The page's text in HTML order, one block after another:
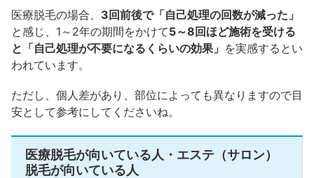
医療脱毛の場合、 3回前後で「自己処理の回数が減った」
と感じ、1～2年の期間をかけて5～8回ほど施術を受ける
と「自己処理が不要になるくらいの効果」 を実感するとい
われています。
ただし、個人差があり、部位によっても異なりますので目
安として参考にしてくださいね。
医療脱毛が向いている人・エステ（サロン）
脱毛が向いている人